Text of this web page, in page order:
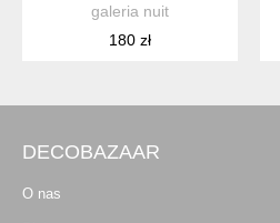
galeria nuit
180 zł
DECOBAZAAR
O nas